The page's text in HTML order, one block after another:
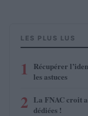
LES PLUS LUS
1
Récupérer
les astuces
2 La FNAC croit
dédiées !